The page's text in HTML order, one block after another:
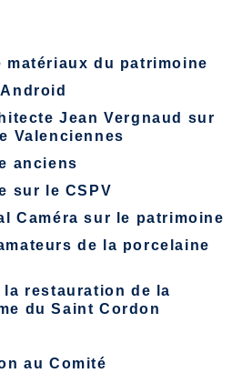
matériaux du patrimoine
Jean Vergnaud sur
Valenciennes
anciens
sur le CSPV
Caméra sur le patrimoine
de la porcelaine
restauration de la
du Saint Cordon
au Comité